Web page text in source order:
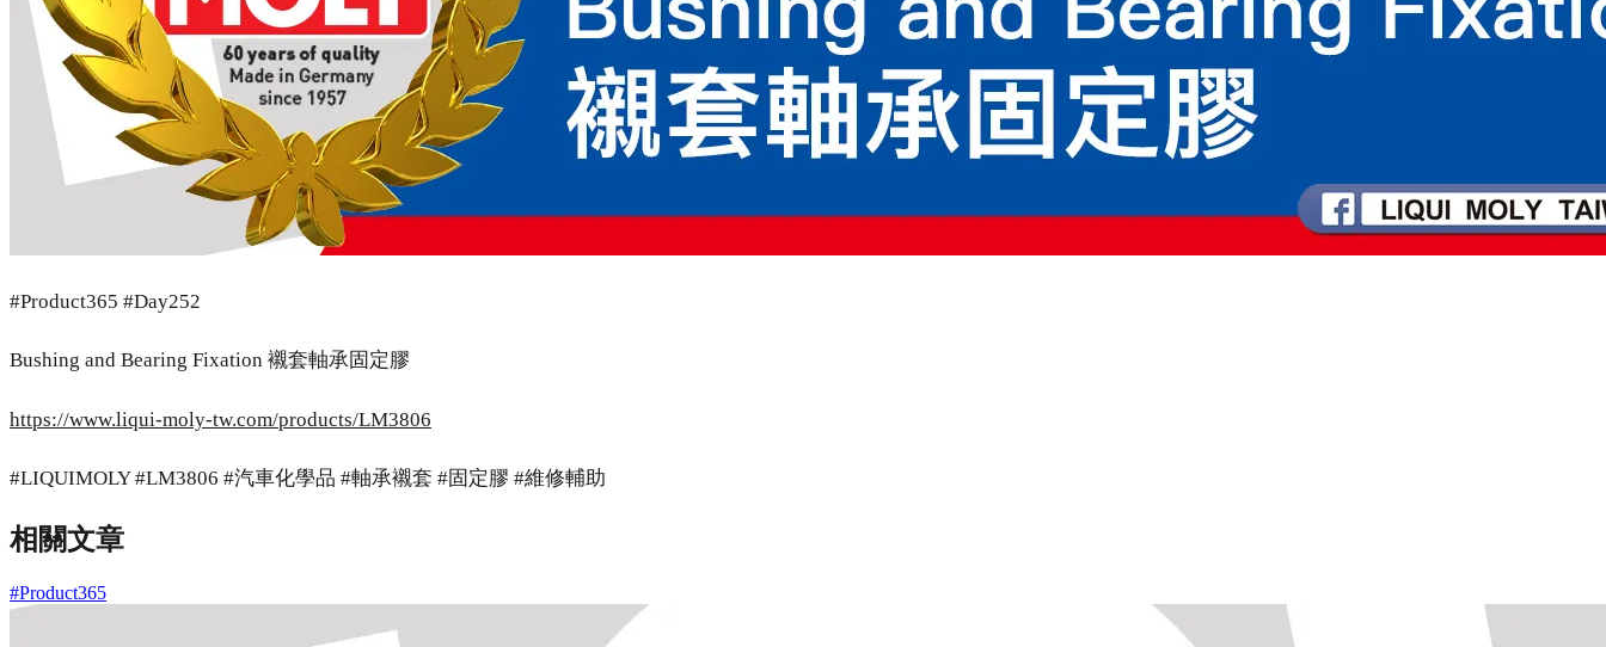
#Product365 #Day252
Bushing and Bearing Fixation 襯套軸承固定膠
https://www.liqui-moly-tw.com/products/LM3806
#LIQUIMOLY #LM3806 #汽車化學品 #軸承襯套 #固定膠 #維修輔助
相關文章
#Product365